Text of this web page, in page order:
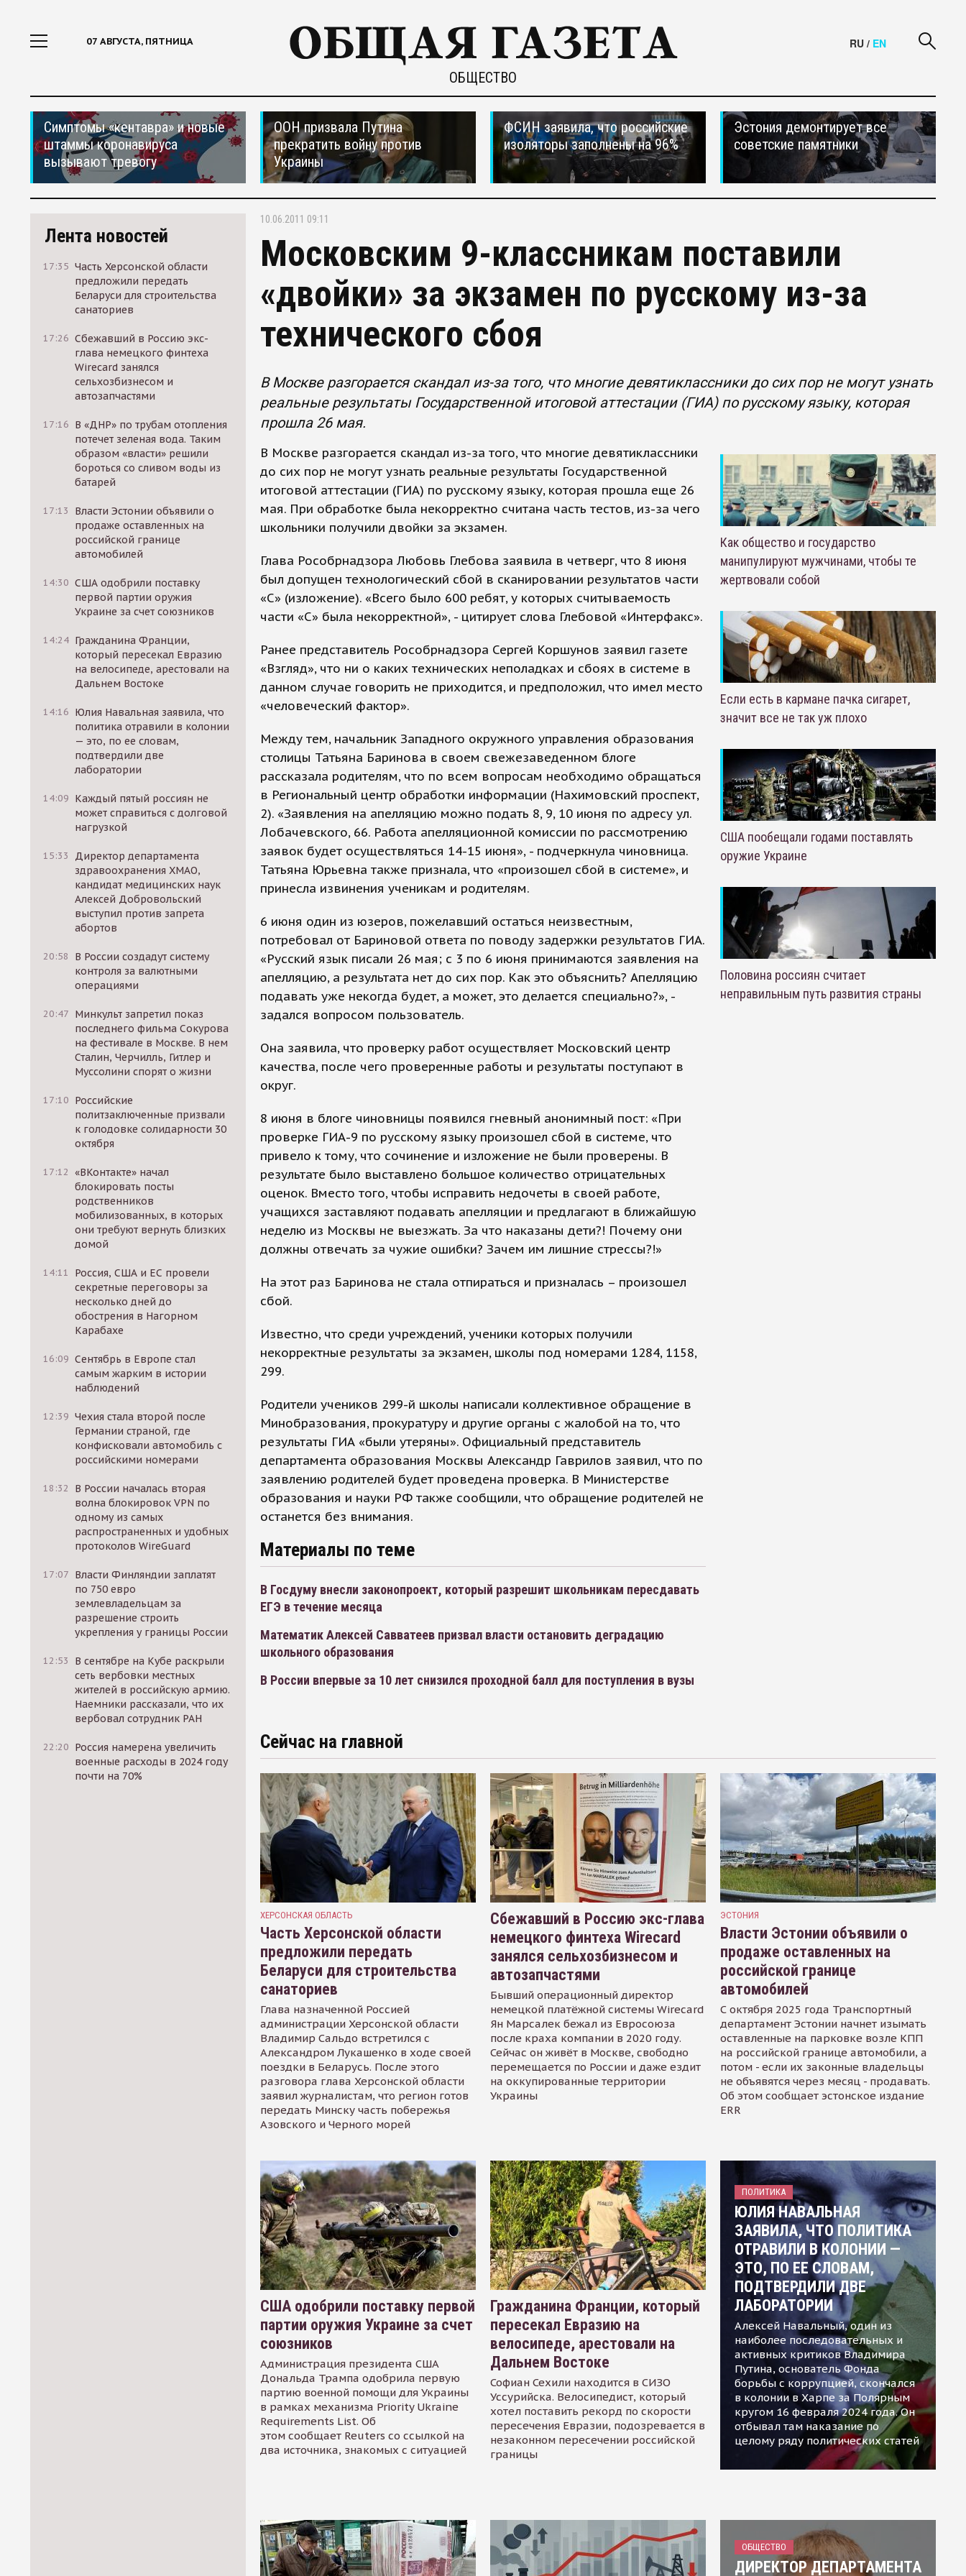
07 АВГУСТА, ПЯТНИЦА
ОБЩЕСТВО
RU / EN
Симптомы «кентавра» и новые
штаммы коронавируса
вызывают тревогу
ООН призвала Путина
прекратить войну против
Украины
ФСИН заявила, что российские
изоляторы заполнены на 96%
Эстония демонтирует все
советские памятники
Лента новостей
17:35 Часть Херсонской области
предложили передать
Беларуси для строительства
санаториев
17:26 Сбежавший в Россию экс-
глава немецкого финтеха
Wirecard занялся
сельхозбизнесом и
автозапчастями
17:16 В «ДНР» по трубам отопления
потечет зеленая вода. Таким
образом «власти» решили
бороться со сливом воды из
батарей
17:13
Власти Эстонии объявили о
продаже оставленных на
российской границе
автомобилей
14:30 США одобрили поставку
первой партии оружия
Украине за счет союзников
14:24 Гражданина Франции,
который пересекал Евразию
на велосипеде, арестовали на
Дальнем Востоке
14:16 Юлия Навальная заявила, что
политика отравили в колонии
— это, по ее словам,
подтвердили две
лаборатории
14:09 Каждый пятый россиян не
может справиться с долговой
нагрузкой
15:33
Директор департамента
здравоохранения ХМАО,
кандидат медицинских наук
Алексей Добровольский
выступил против запрета
абортов
20:58
В России создадут систему
контроля за валютными
операциями
20:47 Минкульт запретил показ
последнего фильма Сокурова
на фестивале в Москве. В нем
Сталин, Черчилль, Гитлер и
Муссолини спорят о жизни
17:10 Российские
политзаключенные призвали
к голодовке солидарности 30
октября
17:12 «ВКонтакте» начал
блокировать посты
родственников
мобилизованных, в которых
они требуют вернуть близких
домой
14:11
Россия, США и ЕС провели
секретные переговоры за
несколько дней до
обострения в Нагорном
Карабахе
16:09 Сентябрь в Европе стал
самым жарким в истории
наблюдений
12:39 Чехия стала второй после
Германии страной, где
конфисковали автомобиль с
российскими номерами
18:32
В России началась вторая
волна блокировок VPN по
одному из самых
распространенных и удобных
протоколов WireGuard
17:07 Власти Финляндии заплатят
по 750 евро
землевладельцам за
разрешение строить
укрепления у границы России
12:53
В сентябре на Кубе раскрыли
сеть вербовки местных
жителей в российскую армию.
Наемники рассказали, что их
вербовал сотрудник РАН
22:20 Россия намерена увеличить
военные расходы в 2024 году
почти на 70%
10.06.2011 09:11
Московским 9-классникам поставили
«двойки» за экзамен по русскому из-за
технического сбоя
В Москве разгорается скандал из-за того, что многие девятиклассники до сих пор не могут узнать
реальные результаты Государственной итоговой аттестации (ГИА) по русскому языку, которая
прошла 26 мая.
В Москве разгорается скандал из-за того, что многие девятиклассники
до сих пор не могут узнать реальные результаты Государственной
итоговой аттестации (ГИА) по русскому языку, которая прошла еще 26
мая. При обработке была некорректно считана часть тестов, из-за чего
школьники получили двойки за экзамен.
Глава Рособрнадзора Любовь Глебова заявила в четверг, что 8 июня
был допущен технологический сбой в сканировании результатов части
«С» (изложение). «Всего было 600 ребят, у которых считываемость
части «С» была некорректной», - цитирует слова Глебовой «Интерфакс».
Ранее представитель Рособрнадзора Сергей Коршунов заявил газете
«Взгляд», что ни о каких технических неполадках и сбоях в системе в
данном случае говорить не приходится, и предположил, что имел место
«человеческий фактор».
Между тем, начальник Западного окружного управления образования
столицы Татьяна Баринова в своем свежезаведенном блоге
рассказала родителям, что по всем вопросам необходимо обращаться
в Региональный центр обработки информации (Нахимовский проспект,
2). «Заявления на апелляцию можно подать 8, 9, 10 июня по адресу ул.
Лобачевского, 66. Работа апелляционной комиссии по рассмотрению
заявок будет осуществляться 14-15 июня», - подчеркнула чиновница.
Татьяна Юрьевна также признала, что «произошел сбой в системе», и
принесла извинения ученикам и родителям.
6 июня один из юзеров, пожелавший остаться неизвестным,
потребовал от Бариновой ответа по поводу задержки результатов ГИА.
«Русский язык писали 26 мая; с 3 по 6 июня принимаются заявления на
апелляцию, а результата нет до сих пор. Как это объяснить? Апелляцию
подавать уже некогда будет, а может, это делается специально?», -
задался вопросом пользователь.
Она заявила, что проверку работ осуществляет Московский центр
качества, после чего проверенные работы и результаты поступают в
округ.
8 июня в блоге чиновницы появился гневный анонимный пост: «При
проверке ГИА-9 по русскому языку произошел сбой в системе, что
привело к тому, что сочинение и изложение не были проверены. В
результате было выставлено большое количество отрицательных
оценок. Вместо того, чтобы исправить недочеты в своей работе,
учащихся заставляют подавать апелляции и предлагают в ближайшую
неделю из Москвы не выезжать. За что наказаны дети?! Почему они
должны отвечать за чужие ошибки? Зачем им лишние стрессы?!»
На этот раз Баринова не стала отпираться и призналась – произошел
сбой.
Известно, что среди учреждений, ученики которых получили
некорректные результаты за экзамен, школы под номерами 1284, 1158,
299.
Родители учеников 299-й школы написали коллективное обращение в
Минобразования, прокуратуру и другие органы с жалобой на то, что
результаты ГИА «были утеряны». Официальный представитель
департамента образования Москвы Александр Гаврилов заявил, что по
заявлению родителей будет проведена проверка. В Министерстве
образования и науки РФ также сообщили, что обращение родителей не
останется без внимания.
Материалы по теме
В Госдуму внесли законопроект, который разрешит школьникам пересдавать
ЕГЭ в течение месяца
Математик Алексей Савватеев призвал власти остановить деградацию
школьного образования
В России впервые за 10 лет снизился проходной балл для поступления в вузы
Как общество и государство
манипулируют мужчинами, чтобы те
жертвовали собой
Если есть в кармане пачка сигарет,
значит все не так уж плохо
США пообещали годами поставлять
оружие Украине
Половина россиян считает
неправильным путь развития страны
Сейчас на главной
ХЕРСОНСКАЯ ОБЛАСТЬ
Часть Херсонской области
предложили передать
Беларуси для строительства
санаториев
Глава назначенной Россией
администрации Херсонской области
Владимир Сальдо встретился с
Александром Лукашенко в ходе своей
поездки в Беларусь. После этого
разговора глава Херсонской области
заявил журналистам, что регион готов
передать Минску часть побережья
Азовского и Черного морей
Сбежавший в Россию экс-глава
немецкого финтеха Wirecard
занялся сельхозбизнесом и
автозапчастями
Бывший операционный директор
немецкой платёжной системы Wirecard
Ян Марсалек бежал из Евросоюза
после краха компании в 2020 году.
Сейчас он живёт в Москве, свободно
перемещается по России и даже ездит
на оккупированные территории
Украины
ЭСТОНИЯ
Власти Эстонии объявили о
продаже оставленных на
российской границе
автомобилей
С октября 2025 года Транспортный
департамент Эстонии начнет изымать
оставленные на парковке возле КПП
на российской границе автомобили, а
потом - если их законные владельцы
не объявятся через месяц - продавать.
Об этом сообщает эстонское издание
ERR
США одобрили поставку первой
партии оружия Украине за счет
союзников
Администрация президента США
Дональда Трампа одобрила первую
партию военной помощи для Украины
в рамках механизма Priority Ukraine
Requirements List. Об
этом сообщает Reuters со ссылкой на
два источника, знакомых с ситуацией
Гражданина Франции, который
пересекал Евразию на
велосипеде, арестовали на
Дальнем Востоке
Софиан Сехили находится в СИЗО
Уссурийска. Велосипедист, который
хотел поставить рекорд по скорости
пересечения Евразии, подозревается в
незаконном пересечении российской
границы
ПОЛИТИКА
ЮЛИЯ НАВАЛЬНАЯ
ЗАЯВИЛА, ЧТО ПОЛИТИКА
ОТРАВИЛИ В КОЛОНИИ —
ЭТО, ПО ЕЕ СЛОВАМ,
ПОДТВЕРДИЛИ ДВЕ
ЛАБОРАТОРИИ
Алексей Навальный, один из
наиболее последовательных и
активных критиков Владимира
Путина, основатель Фонда
борьбы с коррупцией, скончался
в колонии в Харпе за Полярным
кругом 16 февраля 2024 года. Он
отбывал там наказание по
целому ряду политических статей
ОБЩЕСТВО
ДИРЕКТОР ДЕПАРТАМЕНТА